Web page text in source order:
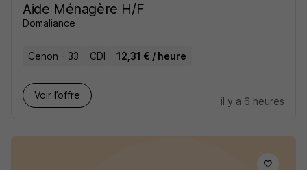
Aide Ménagère H/F
Domaliance
Cenon - 33 CDI 12,31 € / heure
Voir l’offre
il y a 6 heures